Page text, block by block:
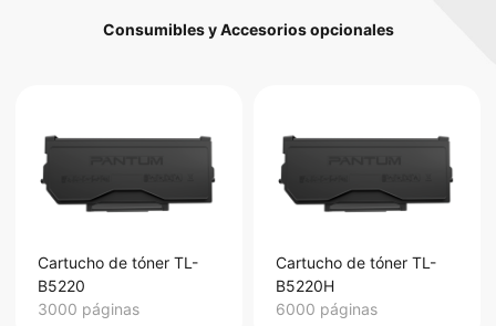
Consumibles y Accesorios opcionales
Cartucho de tóner TL-
B5220
3000 páginas
Cartucho de tóner TL-
B5220H
6000 páginas